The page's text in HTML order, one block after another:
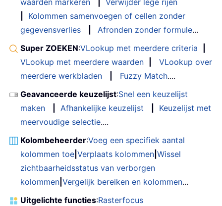
waarden markeren
Verwijder lege rijen
Kolommen samenvoegen of cellen zonder
gegevensverlies
Afronden zonder formule...
Super ZOEKEN:VLookup met meerdere criteria
VLookup met meerdere waarden
VLookup over
meerdere werkbladen
Fuzzy Match....
Geavanceerde keuzelijst:Snel een keuzelijst
maken
Afhankelijke keuzelijst
Keuzelijst met
meervoudige selectie....
Kolombeheerder:Voeg een specifiek aantal
kolommen toe Verplaats kolommen Wissel
zichtbaarheidsstatus van verborgen
kolommen Vergelijk bereiken en kolommen...
Uitgelichte functies:Rasterfocus